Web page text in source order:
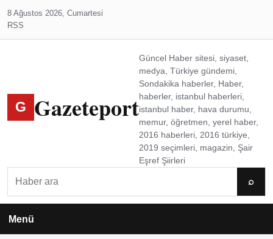
8 Ağustos 2026, Cumartesi
RSS
G Gazeteport
Güncel Haber sitesi, siyaset,
medya, Türkiye gündemi,
Sondakika haberler, Haber,
haberler, istanbul haberleri,
istanbul haber, hava durumu,
memur, öğretmen, yerel haber,
2016 haberleri, 2016 türkiye,
2019 seçimleri, magazin, Şair
Eşref Şiirleri
⌕
Menü